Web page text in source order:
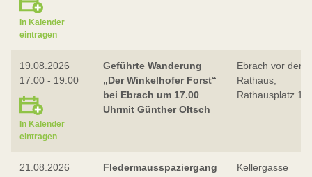
In Kalender
eintragen
19.08.2026
17:00 - 19:00
In Kalender
eintragen
Geführte Wanderung
„Der Winkelhofer Forst“
bei Ebrach um 17.00
Uhrmit Günther Oltsch
Ebrach vor dem
Rathaus,
Rathausplatz 1
21.08.2026
Fledermausspaziergang
Kellergasse